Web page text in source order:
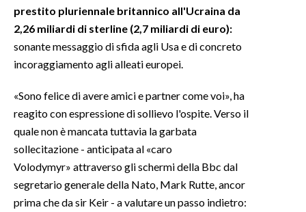
prestito pluriennale britannico all'Ucraina da
2,26 miliardi di sterline (2,7 miliardi di euro):
sonante messaggio di sfida agli Usa e di concreto
incoraggiamento agli alleati europei.
«Sono felice di avere amici e partner come voi», ha
reagito con espressione di sollievo l'ospite. Verso il
quale non è mancata tuttavia la garbata
sollecitazione - anticipata al «caro
Volodymyr» attraverso gli schermi della Bbc dal
segretario generale della Nato, Mark Rutte, ancor
prima che da sir Keir - a valutare un passo indietro: